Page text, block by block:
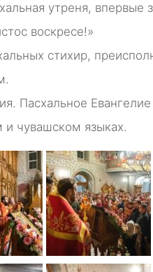
утреня, впервые
воскресе!»
стихир,
Пасхальное
и чувашском языках.